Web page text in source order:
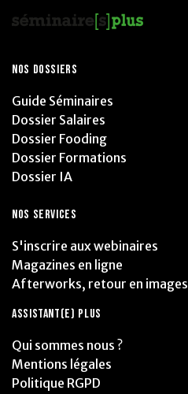
NOS DOSSIERS
Guide Séminaires
Dossier Salaires
Dossier Fooding
Dossier Formations
Dossier IA
NOS SERVICES
S'inscrire aux webinaires
Magazines en ligne
Afterworks, retour en images
ASSISTANT(E) PLUS
Qui sommes nous ?
Mentions légales
Politique RGPD